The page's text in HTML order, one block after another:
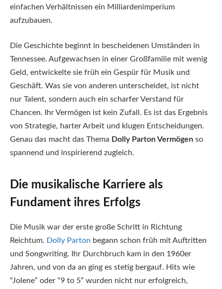
einfachen Verhältnissen ein Milliardenimperium
aufzubauen.
Die Geschichte beginnt in bescheidenen Umständen in
Tennessee. Aufgewachsen in einer Großfamilie mit wenig
Geld, entwickelte sie früh ein Gespür für Musik und
Geschäft. Was sie von anderen unterscheidet, ist nicht
nur Talent, sondern auch ein scharfer Verstand für
Chancen. Ihr Vermögen ist kein Zufall. Es ist das Ergebnis
von Strategie, harter Arbeit und klugen Entscheidungen.
Genau das macht das Thema Dolly Parton Vermögen so
spannend und inspirierend zugleich.
Die musikalische Karriere als
Fundament ihres Erfolgs
Die Musik war der erste große Schritt in Richtung
Reichtum. Dolly Parton begann schon früh mit Auftritten
und Songwriting. Ihr Durchbruch kam in den 1960er
Jahren, und von da an ging es stetig bergauf. Hits wie
“Jolene” oder “9 to 5” wurden nicht nur erfolgreich,